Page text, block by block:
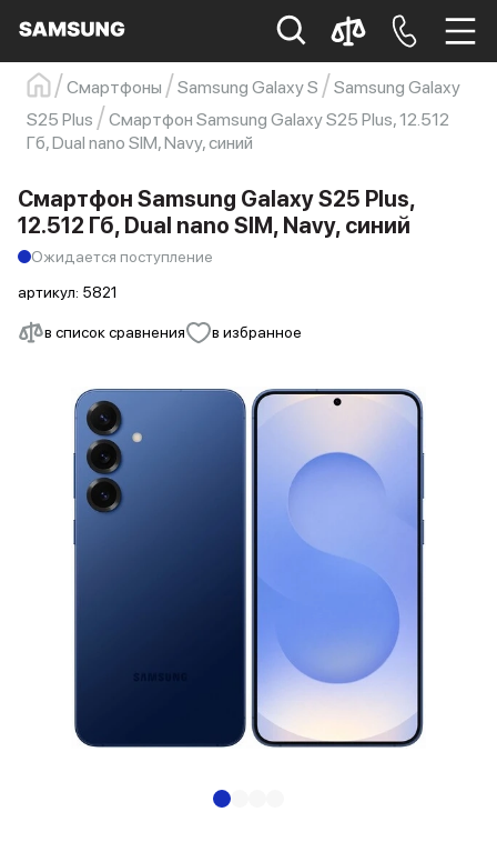
Samsung Смартфон s23
s23 ultra
Galaxy S22
s21
Смартфоны Samsung Galaxy S
Samsung Galaxy
S25 Plus
Смартфон Samsung Galaxy S25 Plus, 12.512
Гб, Dual nano SIM, Navy, синий
в список сравнения в избранное
Смартфон Samsung Galaxy S25 Plus,
12.512 Гб, Dual nano SIM, Navy, синий
Ожидается поступление
артикул: 5821